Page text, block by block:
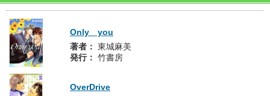
Only you
著者： 東城麻美
発行： 竹書房
OverDrive